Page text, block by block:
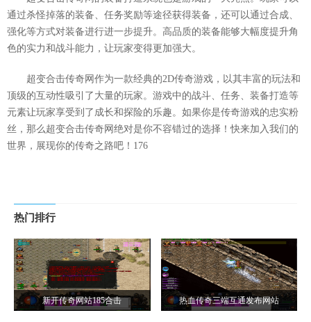
通过杀怪掉落的装备、任务奖励等途径获得装备，还可以通过合成、
强化等方式对装备进行进一步提升。高品质的装备能够大幅度提升角
色的实力和战斗能力，让玩家变得更加强大。
超变合击传奇网作为一款经典的2D传奇游戏，以其丰富的玩法和
顶级的互动性吸引了大量的玩家。游戏中的战斗、任务、装备打造等
元素让玩家享受到了成长和探险的乐趣。如果你是传奇游戏的忠实粉
丝，那么超变合击传奇网绝对是你不容错过的选择！快来加入我们的
世界，展现你的传奇之路吧！176
热门排行
新开传奇网站185合击 热血传奇三端互通发布网站